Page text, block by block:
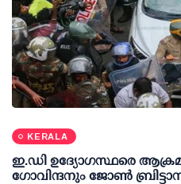
KERALA
ഇ.ഡി ഉദ്യോഗസ്ഥരെ
ഗോവിന്ദനും ജോണ്‍